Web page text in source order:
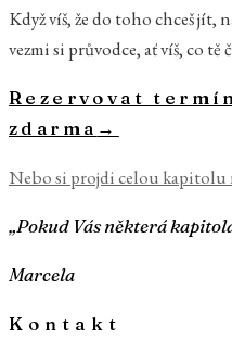
Když víš, že do toho chceš jít,
vezmi si průvodce, ať víš, co tě
Rezervovat termín
zdarma →
Nebo si projdi celou kapitolu
„Pokud Vás některá
Marcela
Kontakt